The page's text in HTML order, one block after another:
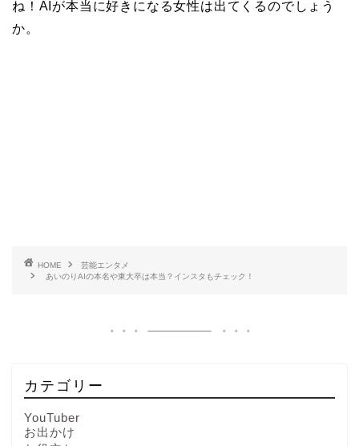
ね！AIが本当に好きになる女性は出てくるのでしょう
か。
HOME
芸能エンタメ
あいのりAIの本名や東大卒は本当？インスタもチェック！
カテゴリー
YouTuber
お出かけ